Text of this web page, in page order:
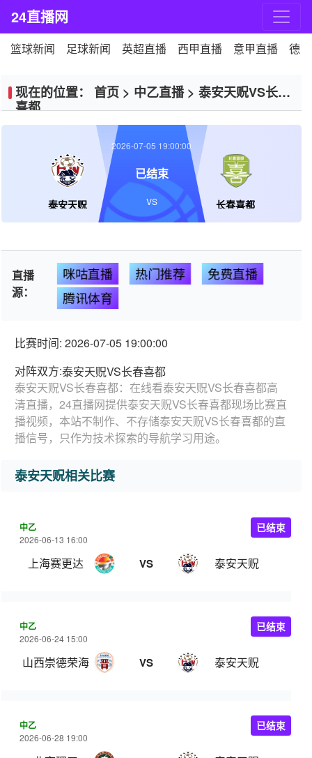
24直播网
篮球新闻 足球新闻 英超直播 西甲直播 意甲直播 德
现在的位置： 首页 > 中乙直播> 泰安天贶VS长春
喜都
泰安天贶 长春喜都
2026-07-05 19:00:00
已结束
VS
直播
源：
咪咕直播 热门推荐 免费直播
腾讯体育
比赛时间: 2026-07-05 19:00:00
对阵双方:泰安天贶VS长春喜都
泰安天贶VS长春喜都：在线看泰安天贶VS长春喜都高
清直播，24直播网提供泰安天贶VS长春喜都现场比赛直
播视频，本站不制作、不存储泰安天贶VS长春喜都的直
播信号，只作为技术探索的导航学习用途。
泰安天贶相关比赛
中乙
2026-06-13 16:00
上海赛更达 VS 泰安天贶
已结束
中乙
2026-06-24 15:00
山西崇德荣海 VS 泰安天贶
已结束
中乙
2026-06-28 19:00
已结束